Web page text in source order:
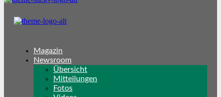
Magazin
Newsroom
Übersicht
Mitteilungen
Fotos